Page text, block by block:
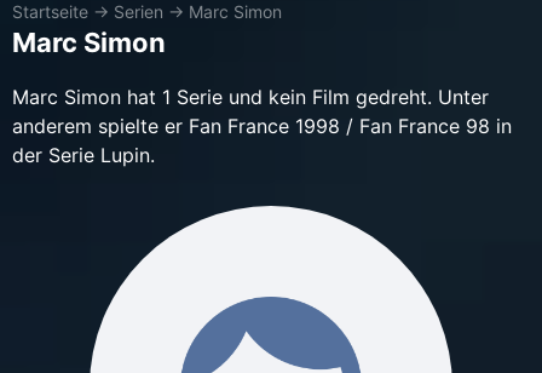
Startseite → Serien → Marc Simon
Marc Simon
Marc Simon hat 1 Serie und kein Film gedreht. Unter
anderem spielte er Fan France 1998 / Fan France 98 in
der Serie Lupin.